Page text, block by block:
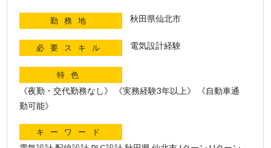
勤務地 秋田県仙北市
必要スキル 電気設計経験
特色
《夜勤・交代勤務なし》 《実務経験3年以上》 《自動車通
勤可能》
キーワード